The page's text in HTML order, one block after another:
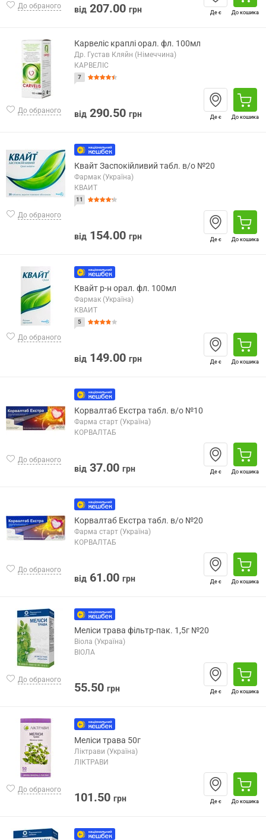
До обраного від 207.00 грн Де є До кошика
До обраного
Карвеліс краплі орал. фл. 100мл
Др. Густав Кляйн (Німеччина)
КАРВЕЛІС
7
від 290.50 грн Де є До кошика
До обраного
Квайт Заспокійливий табл. в/о №20
Фармак (Україна)
КВАЙТ
11
від 154.00 грн Де є До кошика
До обраного
Квайт р-н орал. фл. 100мл
Фармак (Україна)
КВАЙТ
5
від 149.00 грн Де є До кошика
До обраного
Корвалтаб Екстра табл. в/о №10
Фарма старт (Україна)
КОРВАЛТАБ
від 37.00 грн Де є До кошика
До обраного
Корвалтаб Екстра табл. в/о №20
Фарма старт (Україна)
КОРВАЛТАБ
від 61.00 грн Де є До кошика
До обраного
Меліси трава фільтр-пак. 1,5г №20
Віола (Україна)
ВІОЛА
55.50 грн Де є До кошика
До обраного
Меліси трава 50г
Ліктрави (Україна)
ЛІКТРАВИ
101.50 грн Де є До кошика